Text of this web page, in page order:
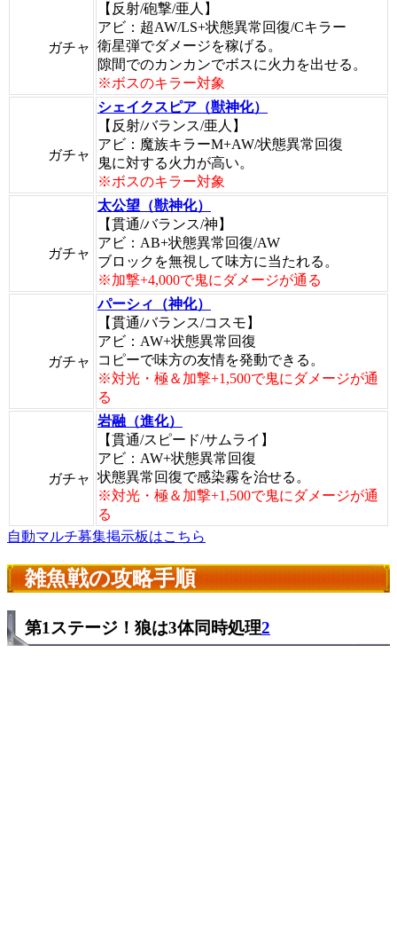
ガチャ
【反射/砲撃/亜人】
アビ：超AW/LS+状態異常回復/Cキラー
衛星弾でダメージを稼げる。
隙間でのカンカンでボスに火力を出せる。
※ボスのキラー対象
ガチャ
シェイクスピア（獣神化）
【反射/バランス/亜人】
アビ：魔族キラーM+AW/状態異常回復
鬼に対する火力が高い。
※ボスのキラー対象
ガチャ
太公望（獣神化）
【貫通/バランス/神】
アビ：AB+状態異常回復/AW
ブロックを無視して味方に当たれる。
※加撃+4,000で鬼にダメージが通る
ガチャ
パーシィ（神化）
【貫通/バランス/コスモ】
アビ：AW+状態異常回復
コピーで味方の友情を発動できる。
※対光・極＆加撃+1,500で鬼にダメージが通
る
ガチャ
岩融（進化）
【貫通/スピード/サムライ】
アビ：AW+状態異常回復
状態異常回復で感染霧を治せる。
※対光・極＆加撃+1,500で鬼にダメージが通
る
自動マルチ募集掲示板はこちら
雑魚戦の攻略手順
第1ステージ！狼は3体同時処理2